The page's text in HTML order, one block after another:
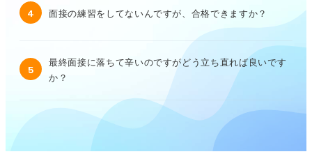
4 面接の練習をしてないんですが、合格できますか？
5
最終面接に落ちて辛いのですがどう立ち直れば良いです
か？